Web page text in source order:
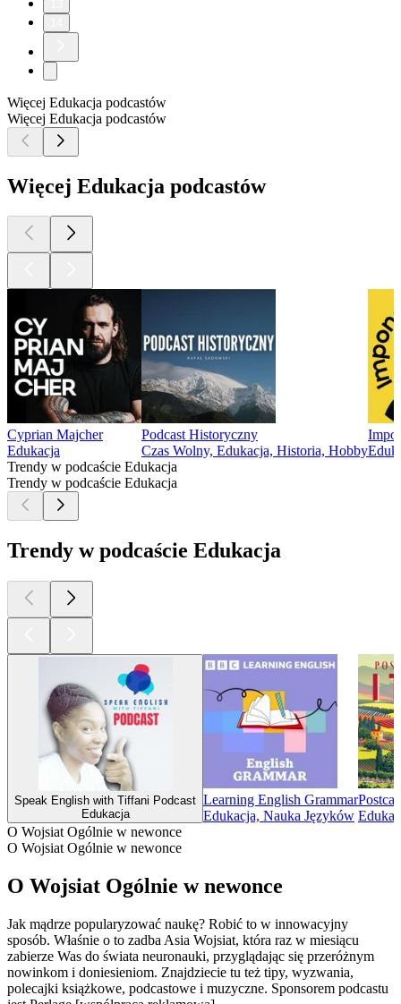
Więcej Edukacja podcastów
Więcej Edukacja podcastów
Więcej Edukacja podcastów
Cyprian Majcher
Edukacja
Podcast Historyczny
Czas Wolny, Edukacja, Historia, Hobby
Trendy w podcaście Edukacja
Trendy w podcaście Edukacja
Trendy w podcaście Edukacja
Speak English with Tiffani Podcast
Edukacja
Learning English Grammar
Edukacja, Nauka Języków
O Wojsiat Ogólnie w newonce
O Wojsiat Ogólnie w newonce
O Wojsiat Ogólnie w newonce
Jak mądrze popularyzować naukę? Robić to w innowacyjny
sposób. Właśnie o to zadba Asia Wojsiat, która raz w miesiącu
zabierze Was do świata neuronauki, przyglądając się przeróżnym
nowinkom i doniesieniom. Znajdziecie tu też tipy, wyzwania,
polecajki książkowe, podcastowe i muzyczne. Sponsorem podcastu